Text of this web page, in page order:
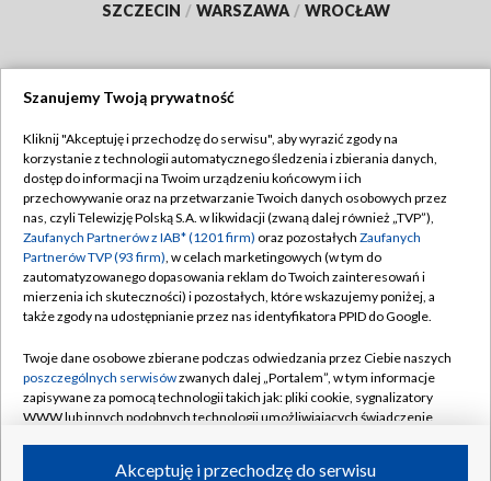
SZCZECIN / WARSZAWA / WROCŁAW
TVP
Abonament TVP
Emisja w TVP
Centrum informacji TVP
Naziemna Telewizja Cyfrowa
Rada Programowa
System NOS
Informacje o nadawcy
Regulamin TVP
Polityka prywatności
Moje zgody
Pomoc
Kontakt
Kanały
Szanujemy Twoją prywatność
Kliknij "Akceptuję i przechodzę do serwisu", aby wyrazić zgody na
korzystanie z technologii automatycznego śledzenia i zbierania danych,
dostęp do informacji na Twoim urządzeniu końcowym i ich
przechowywanie oraz na przetwarzanie Twoich danych osobowych przez
nas, czyli Telewizję Polską S.A. w likwidacji (zwaną dalej również „TVP”),
Zaufanych Partnerów z IAB* (1201 firm) oraz pozostałych Zaufanych
Partnerów TVP (93 firm), w celach marketingowych (w tym do
zautomatyzowanego dopasowania reklam do Twoich zainteresowań i
mierzenia ich skuteczności) i pozostałych, które wskazujemy poniżej, a
także zgody na udostępnianie przez nas identyfikatora PPID do Google.
Twoje dane osobowe zbierane podczas odwiedzania przez Ciebie naszych
poszczególnych serwisówzwanych dalej „Portalem”, w tym informacje
zapisywane za pomocą technologii takich jak: pliki cookie, sygnalizatory
WWW lub innych podobnych technologii umożliwiających świadczenie
ruchu w Internecie.Akceptuję i przechodzę do serwisu